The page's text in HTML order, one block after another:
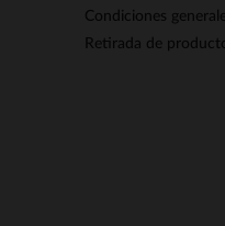
Condiciones
Retirada de